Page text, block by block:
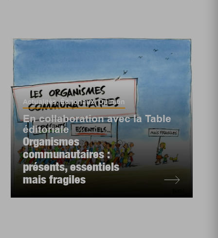
Actualités,Éditoriaux,Opinion
En collaboration avec la Table
éditoriale
Organismes
communautaires :
présents, essentiels
mais fragiles